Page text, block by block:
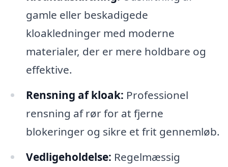
gamle eller beskadigede
kloakledninger med moderne
materialer, der er mere holdbare og
effektive.
Rensning af kloak: Professionel
rensning af rør for at fjerne
blokeringer og sikre et frit gennemløb.
Vedligeholdelse: Regelmæssig